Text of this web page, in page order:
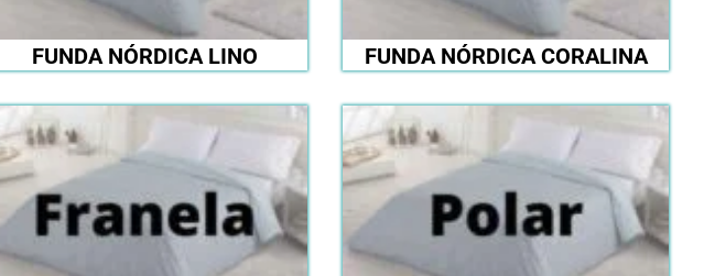
FUNDA NÓRDICA LINO FUNDA NÓRDICA CORALINA